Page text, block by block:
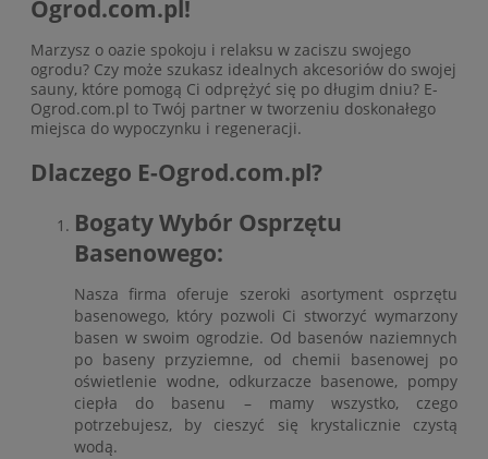
Ogrod.com.pl!
Marzysz o oazie spokoju i relaksu w zaciszu swojego
ogrodu? Czy może szukasz idealnych akcesoriów do swojej
sauny, które pomogą Ci odprężyć się po długim dniu? E-
Ogrod.com.pl to Twój partner w tworzeniu doskonałego
miejsca do wypoczynku i regeneracji.
Dlaczego E-Ogrod.com.pl?
Bogaty Wybór Osprzętu
Basenowego:
Nasza firma oferuje szeroki asortyment osprzętu
basenowego, który pozwoli Ci stworzyć wymarzony
basen w swoim ogrodzie. Od basenów naziemnych
po baseny przyziemne, od chemii basenowej po
oświetlenie wodne, odkurzacze basenowe, pompy
ciepła do basenu – mamy wszystko, czego
potrzebujesz, by cieszyć się krystalicznie czystą
wodą.